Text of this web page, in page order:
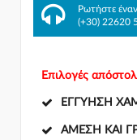
Ρωτήστε έναν
(+30) 22620
Επιλογές
ΕΓΓΎΗΣΗ
ΆΜΕΣΗ ΚΑΙ